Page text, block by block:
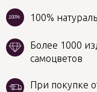
100%
100%
Более 1000
самоцветов
При покупке